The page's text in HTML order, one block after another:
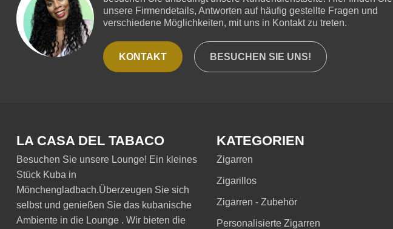
unsere Firmendetails, Antworten auf häufig gestellte Fragen und
verschiedene Möglichkeiten, mit uns in Kontakt zu treten.
KONTAKT BESUCHEN SIE UNS!
LA CASA DEL TABACO
Besuchen Sie unsere Lounge! Ein kleines
Stück Kuba in
Mönchengladbach.Überzeugen Sie sich
selbst und genießen Sie das kubanische
Ambiente in die Lounge . Wir bieten die
KATEGORIEN
Zigarren
Zigarillos
Zigarren - Zubehör
Personalisierte Zigarren